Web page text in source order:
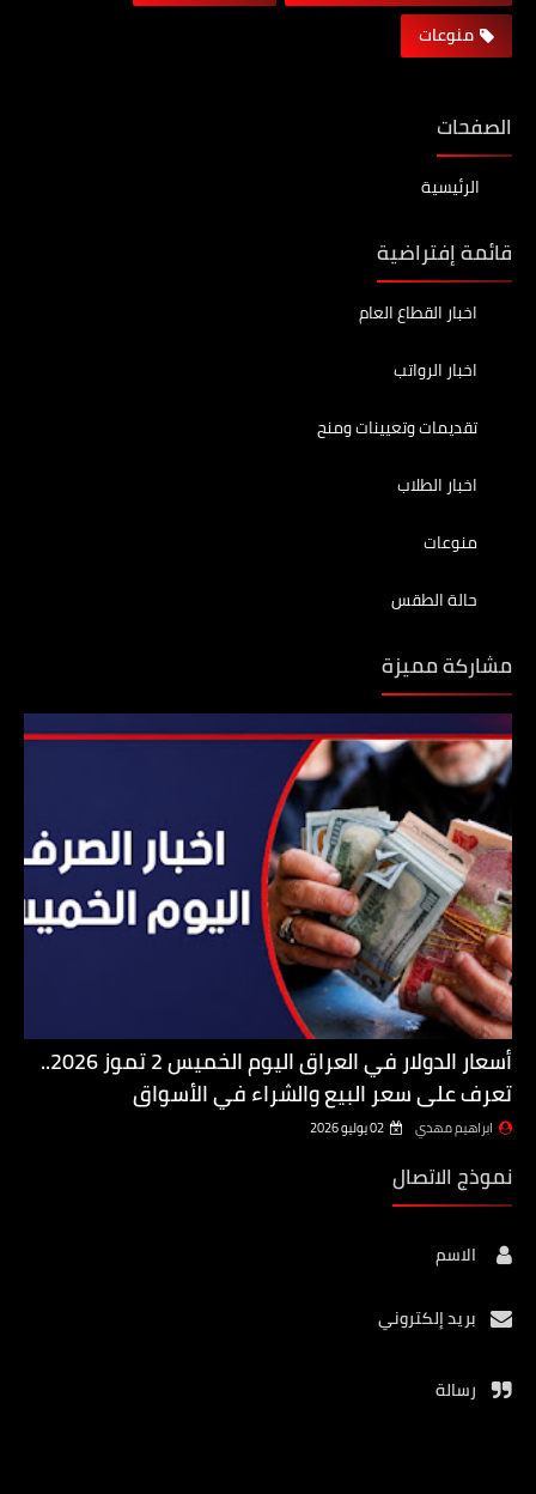
منوعات
الصفحات
الرئيسية
قائمة إفتراضية
اخبار القطاع العام
اخبار الرواتب
تقديمات وتعيينات ومنح
اخبار الطلاب
منوعات
حالة الطقس
مشاركة مميزة
أسعار الدولار في العراق اليوم الخميس 2 تموز 2026..
تعرف على سعر البيع والشراء في الأسواق
ابراهيم مهدي 02 يوليو 2026
نموذج الاتصال
الاسم
بريد إلكتروني
رسالة